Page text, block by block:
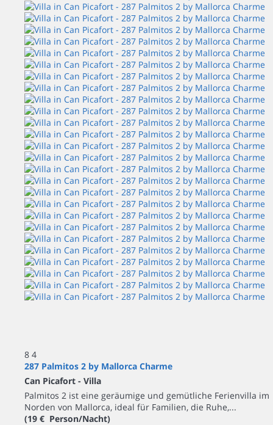
8 4
287 Palmitos 2 by Mallorca Charme
Can Picafort - Villa
Palmitos 2 ist eine geräumige und gemütliche Ferienvilla im
Norden von Mallorca, ideal für Familien, die Ruhe,...
(19 € Person/Nacht)